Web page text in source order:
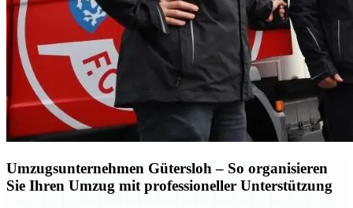
Umzugsunternehmen Gütersloh – So organisieren
Sie Ihren Umzug mit professioneller Unterstützung